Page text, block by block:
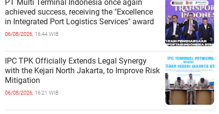
PT Multi Terminal Indonesia once again
achieved success, receiving the "Excellence
in Integrated Port Logistics Services" award
06/08/2026, 16:44 WIB
IPC TPK Officially Extends Legal Synergy
with the Kejari North Jakarta, to Improve Risk
Mitigation
06/08/2026, 16:21 WIB